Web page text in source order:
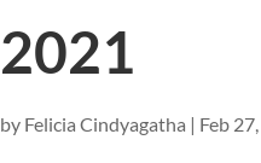
2021
by Felicia Cindyagatha | Feb